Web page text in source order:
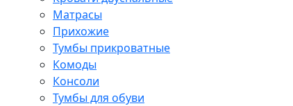
Матрасы
Прихожие
Тумбы прикроватные
Комоды
Консоли
Тумбы для обуви